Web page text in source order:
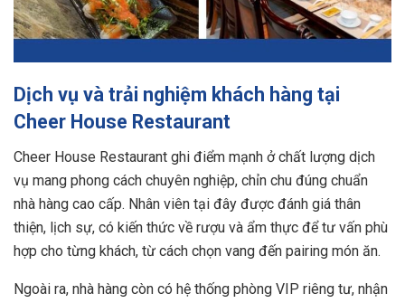
Dịch vụ và trải nghiệm khách hàng tại
Cheer House Restaurant
Cheer House Restaurant ghi điểm mạnh ở chất lượng dịch
vụ mang phong cách chuyên nghiệp, chỉn chu đúng chuẩn
nhà hàng cao cấp. Nhân viên tại đây được đánh giá thân
thiện, lịch sự, có kiến thức về rượu và ẩm thực để tư vấn phù
hợp cho từng khách, từ cách chọn vang đến pairing món ăn.
Ngoài ra, nhà hàng còn có hệ thống phòng VIP riêng tư, nhận